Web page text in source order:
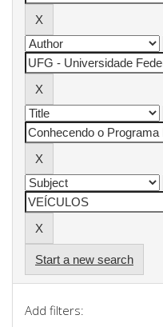
Start a new search
Add filters: